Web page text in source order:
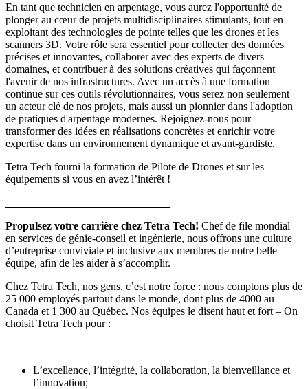
En tant que technicien en arpentage, vous aurez l'opportunité de
plonger au cœur de projets multidisciplinaires stimulants, tout en
exploitant des technologies de pointe telles que les drones et les
scanners 3D. Votre rôle sera essentiel pour collecter des données
précises et innovantes, collaborer avec des experts de divers
domaines, et contribuer à des solutions créatives qui façonnent
l'avenir de nos infrastructures. Avec un accès à une formation
continue sur ces outils révolutionnaires, vous serez non seulement
un acteur clé de nos projets, mais aussi un pionnier dans l'adoption
de pratiques d'arpentage modernes. Rejoignez-nous pour
transformer des idées en réalisations concrètes et enrichir votre
expertise dans un environnement dynamique et avant-gardiste.
Tetra Tech fourni la formation de Pilote de Drones et sur les
équipements si vous en avez l’intérêt !
Propulsez votre carrière chez Tetra Tech! Chef de file mondial
en services de génie-conseil et ingénierie, nous offrons une culture
d’entreprise conviviale et inclusive aux membres de notre belle
équipe, afin de les aider à s’accomplir.
Chez Tetra Tech, nos gens, c’est notre force : nous comptons plus de
25 000 employés partout dans le monde, dont plus de 4000 au
Canada et 1 300 au Québec. Nos équipes le disent haut et fort – On
choisit Tetra Tech pour :
L’excellence, l’intégrité, la collaboration, la bienveillance et
l’innovation;